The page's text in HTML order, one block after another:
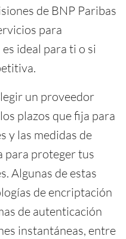
de BNP Paribas
para
ideal para ti o si
un proveedor
plazos que fija para
y las medidas de
para proteger tus
Algunas de estas
de encriptación
de autenticación
instantáneas, entre